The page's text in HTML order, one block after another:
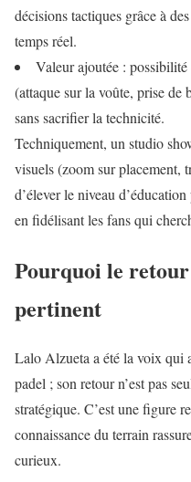
décisions tactiques grâce à
temps réel.
Valeur ajoutée : possibilité
(attaque sur la voûte, prise
sans sacrifier la technicité.
Techniquement, un studio
visuels (zoom sur placement,
d’élever le niveau
en fidélisant les fans qui
Pourquoi le
pertinent
Lalo Alzueta a été la voix qui
padel ; son retour n’est pas
stratégique. C’est une figure
connaissance du terrain
curieux.